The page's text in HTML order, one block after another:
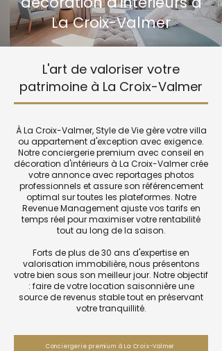
La Croix-Valmer
L'art de valoriser votre
patrimoine à La Croix-Valmer
À La Croix-Valmer, Style de Vie gère votre villa
ou appartement d'exception avec exigence.
Notre conciergerie premium avec conseil en
décoration d'intérieurs à La Croix-Valmer crée
votre annonce avec reportages photos
professionnels et assure son référencement
optimal sur toutes les plateformes. Notre
Revenue Management ajuste vos tarifs en
temps réel pour maximiser votre rentabilité
tout au long de la saison.
Forts de plus de 30 ans d'expertise en
valorisation immobilière, nous présentons
votre bien sous son meilleur jour. Notre objectif
: faire de votre location saisonnière une
source de revenus stable tout en préservant
votre tranquillité.
Conciergerie premium à La Croix-Valmer